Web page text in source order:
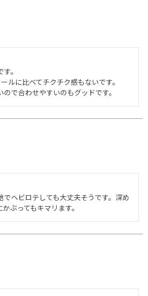
。
ルに比べてチクチク感もないです。
で合わせやすいのもグッドです。
でヘビロテしても大丈夫そうです。深め